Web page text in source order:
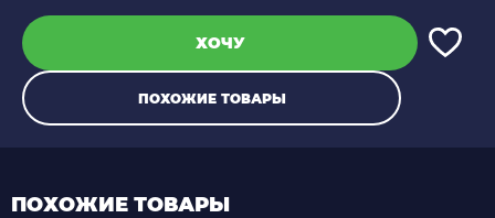
ХОЧУ
ПОХОЖИЕ ТОВАРЫ
ПОХОЖИЕ ТОВАРЫ